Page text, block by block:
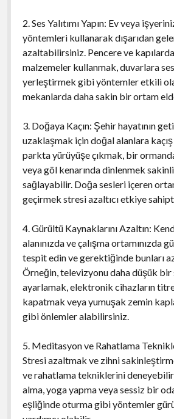
2. Ses Yalıtımı Yapın: Ev veya
yöntemleri kullanarak dışarıdan
azaltabilirsiniz. Pencere ve
malzemeler kullanmak, duvarlara
yerleştirmek gibi yöntemler etkili
mekanlarda daha sakin bir ortam
3. Doğaya Kaçın: Şehir hayatının
uzaklaşmak için doğal alanlara
parkta yürüyüşe çıkmak, bir
veya göl kenarında dinlenmek
sağlayabilir. Doğa sesleri içeren
geçirmek stresi azaltıcı etkiye
4. Gürültü Kaynaklarını Azaltın:
alanınızda ve çalışma ortamınızda
tespit edin ve gerektiğinde bunları
Örneğin, televizyonu daha düşük bir
ayarlamak, elektronik cihazların
kapatmak veya yumuşak zemin
gibi önlemler alabilirsiniz.
5. Meditasyon ve Rahatlama
Stresi azaltmak ve zihni
ve rahatlama tekniklerini
alma, yoga yapma veya sessiz bir
eşliğinde oturma gibi yöntemler